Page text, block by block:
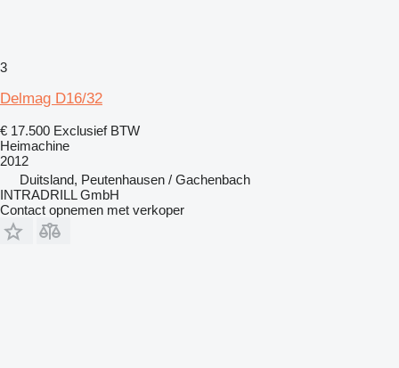
3
Delmag D16/32
€ 17.500 Exclusief BTW
Heimachine
2012
Duitsland, Peutenhausen / Gachenbach
INTRADRILL GmbH
Contact opnemen met verkoper